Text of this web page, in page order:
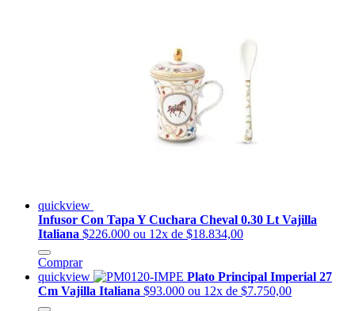
quickview
Infusor Con Tapa Y Cuchara Cheval 0.30 Lt Vajilla
Italiana $226.000 ou 12x de $18.834,00
Comprar
quickview
Plato Principal Imperial 27
Cm Vajilla Italiana $93.000 ou 12x de $7.750,00